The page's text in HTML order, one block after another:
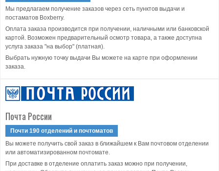
Мы предлагаем получение заказов через сеть пунктов выдачи и
постаматов Boxberry.
Оплата заказа производится при получении, наличными или банковской
картой. Возможен предварительный осмотр товара, а также доступна
услуга заказа "на выбор" (платная).
Выбрать нужную точку выдачи Вы можете на карте при оформлении
заказа.
Почта России
Почти 190 отделений и почтоматов
Вы можете получить свой заказ в ближайшем к Вам почтовом отделении
или автоматизированном почтомате.
При доставке в отделение оплатить заказ можно при получении,